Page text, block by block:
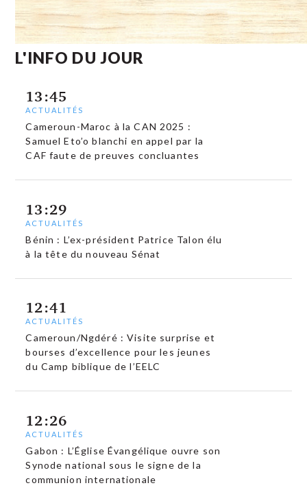
L'INFO DU JOUR
13:45
ACTUALITÉS
Cameroun-Maroc à la CAN 2025 :
Samuel Eto’o blanchi en appel par la
CAF faute de preuves concluantes
13:29
ACTUALITÉS
Bénin : L’ex-président Patrice Talon élu
à la tête du nouveau Sénat
12:41
ACTUALITÉS
Cameroun/Ngdéré : Visite surprise et
bourses d’excellence pour les jeunes
du Camp biblique de l’EELC
12:26
ACTUALITÉS
Gabon : L’Église Évangélique ouvre son
Synode national sous le signe de la
communion internationale